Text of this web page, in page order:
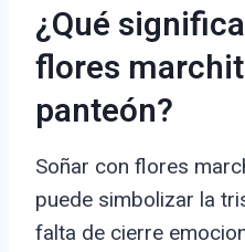
¿Qué
flores
panteón?
Soñar con flores
puede simbolizar la
falta de cierre